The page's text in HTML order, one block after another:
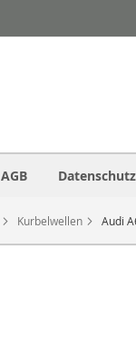
AGB Datenschutz
Kurbelwellen Audi